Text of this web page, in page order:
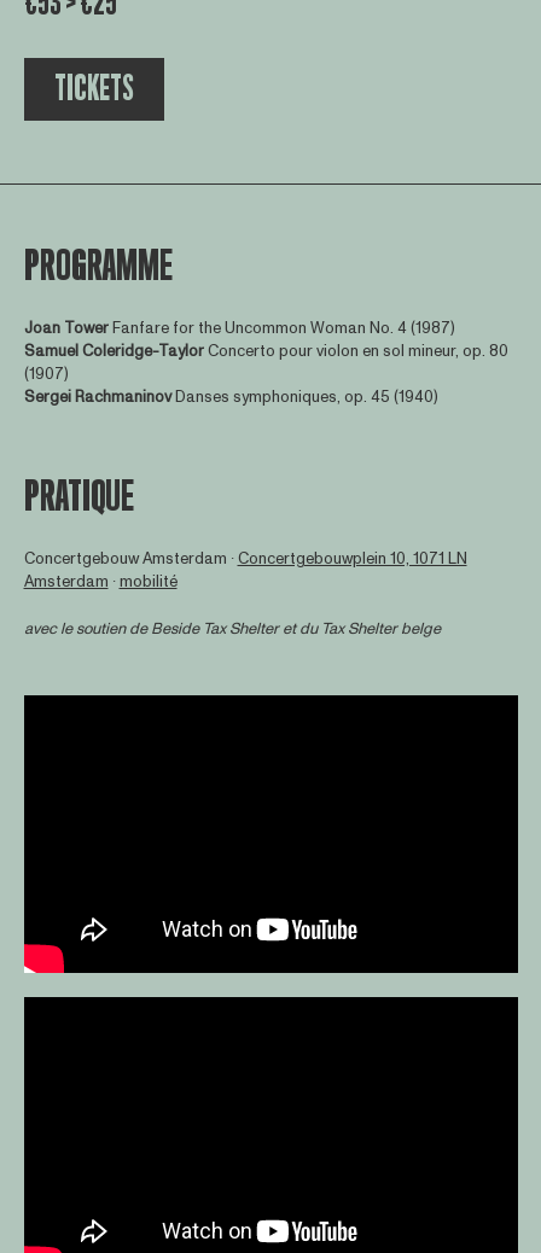
TICKETS
PROGRAMME
Joan TowerFanfare for the Uncommon Woman No. 4 (1987)
Samuel Coleridge-TaylorConcerto pour violon en sol mineur, op. 80
(1907)
Sergei RachmaninovDanses symphoniques, op. 45 (1940)
PRATIQUE
Concertgebouw Amsterdam ∙Concertgebouwplein 10, 1071 LN
Amsterdam ∙mobilité
avec le soutien deBeside Tax Shelteret du Tax Shelter belge